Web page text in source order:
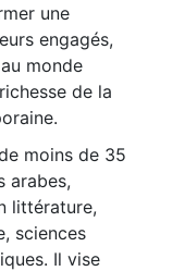
engagés,
monde
de la
moins de 35
arabes,
littérature,
sciences
Il vise